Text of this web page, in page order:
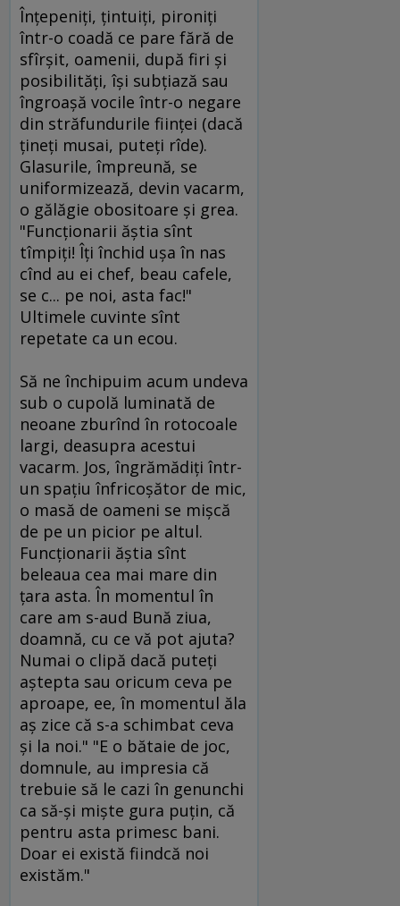
Înţepeniţi, ţintuiţi, pironiţi
într-o coadă ce pare fără de
sfîrşit, oamenii, după firi şi
posibilităţi, îşi subţiază sau
îngroaşă vocile într-o negare
din străfundurile fiinţei (dacă
ţineţi musai, puteţi rîde).
Glasurile, împreună, se
uniformizează, devin vacarm,
o gălăgie obositoare şi grea.
"Funcţionarii ăştia sînt
tîmpiţi! Îţi închid uşa în nas
cînd au ei chef, beau cafele,
se c... pe noi, asta fac!"
Ultimele cuvinte sînt
repetate ca un ecou.
Să ne închipuim acum undeva
sub o cupolă luminată de
neoane zburînd în rotocoale
largi, deasupra acestui
vacarm. Jos, îngrămădiţi într-
un spaţiu înfricoşător de mic,
o masă de oameni se mişcă
de pe un picior pe altul.
Funcţionarii ăştia sînt
beleaua cea mai mare din
ţara asta. În momentul în
care am s-aud Bună ziua,
doamnă, cu ce vă pot ajuta?
Numai o clipă dacă puteţi
aştepta sau oricum ceva pe
aproape, ee, în momentul ăla
aş zice că s-a schimbat ceva
şi la noi." "E o bătaie de joc,
domnule, au impresia că
trebuie să le cazi în genunchi
ca să-şi mişte gura puţin, că
pentru asta primesc bani.
Doar ei există fiindcă noi
existăm."